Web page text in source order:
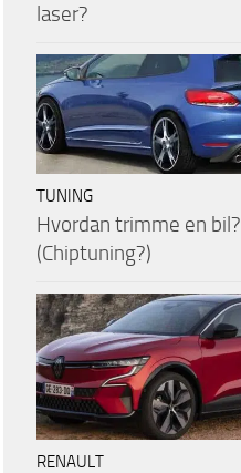
laser?
TUNING
Hvordan trimme en bil?
(Chiptuning?)
RENAULT